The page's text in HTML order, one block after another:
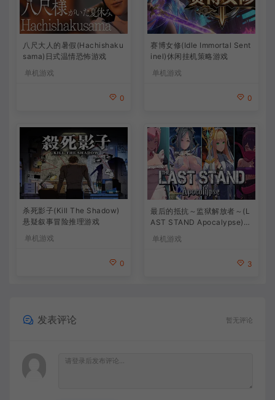
八尺大人的暑假(Hachishaku
sama)日式温情恐怖游戏
单机游戏
0
赛博女修(Idle Immortal Sent
inel)休闲挂机策略游戏
单机游戏
0
杀死影子(Kill The Shadow)
悬疑叙事冒险推理游戏
单机游戏
0
最后的抵抗～监狱解放者～(L
AST STAND Apocalypse)卡
单机游戏
3
发表评论 暂无评论